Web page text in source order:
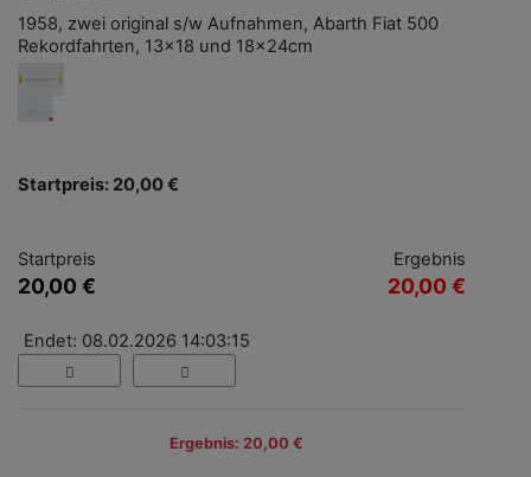
1958, zwei original s/w Aufnahmen, Abarth Fiat 500
Rekordfahrten, 13x18 und 18x24cm
Startpreis: 20,00 €
Startpreis
20,00 €
Ergebnis
20,00 €
Endet: 08.02.2026 14:03:15
Ergebnis: 20,00 €